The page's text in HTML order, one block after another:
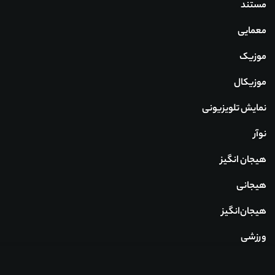
مستند
معمایی
موزیک
موزیکال
نمایش تلویزیونی
نوآر
هیجان انگیز
هیجانی
هیجان‌انگیز
ورزشی